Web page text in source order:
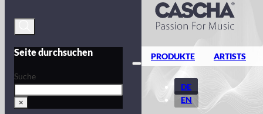
Seite durchsuchen
Suche
×
PRODUKTE ARTISTS
DE
EN